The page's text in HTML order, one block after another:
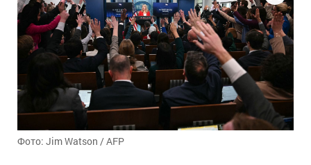
Фото: Jim Watson / AFP